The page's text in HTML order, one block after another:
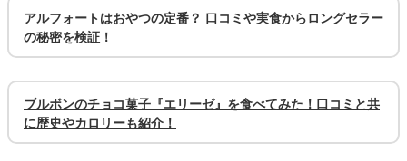
アルフォートはおやつの定番？ 口コミや実食からロングセラー
の秘密を検証！
ブルボンのチョコ菓子『エリーゼ』を食べてみた！口コミと共
に歴史やカロリーも紹介！